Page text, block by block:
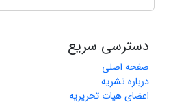
دسترسی سریع
صفحه اصلی
درباره نشریه
اعضای هیات تحریریه